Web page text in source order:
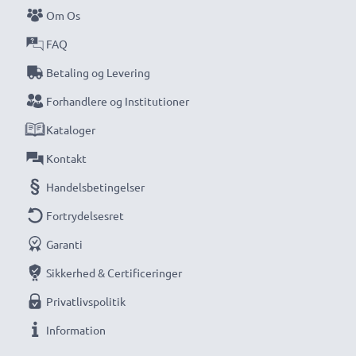
Om Os
FAQ
Betaling og Levering
Forhandlere og Institutioner
Kataloger
Kontakt
Handelsbetingelser
Fortrydelsesret
Garanti
Sikkerhed & Certificeringer
Privatlivspolitik
Information